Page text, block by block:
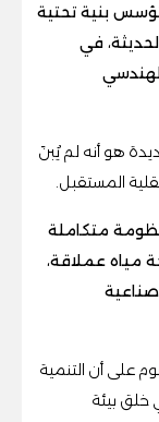
بنية تحتية
في
هو أنه لم يُبنَ
المستقبل.
متكاملة
مياه عملاقة،
على أن التنمية
خلق بيئة